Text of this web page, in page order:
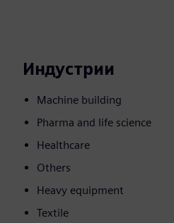
Индустрии
Machine building
Pharma and life science
Healthcare
Others
Heavy equipment
Textile